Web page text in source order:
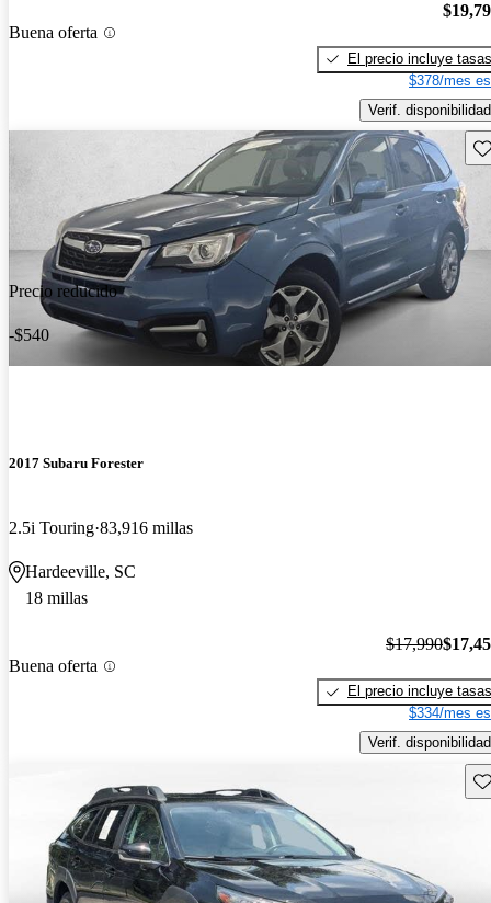
Buena oferta
El precio incluye tasas
$378/mes
Verif. disponibilidad
Precio reducido
-$540
2017 Subaru Forester
2.5i Touring 83,916 millas
Hardeeville, SC
18 millas
Buena oferta
$17,990
El precio incluye tasas
$334/mes
Verif. disponibilidad